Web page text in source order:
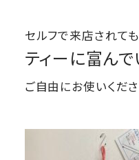
セルフで来店されても
ティーに富ん
ご自由にお使いくださ